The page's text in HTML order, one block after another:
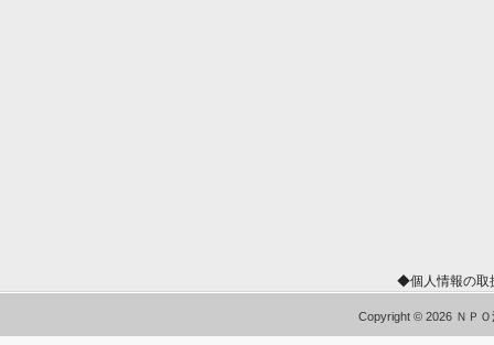
◆個人情報の
Copyright © 2026 ＮＰ